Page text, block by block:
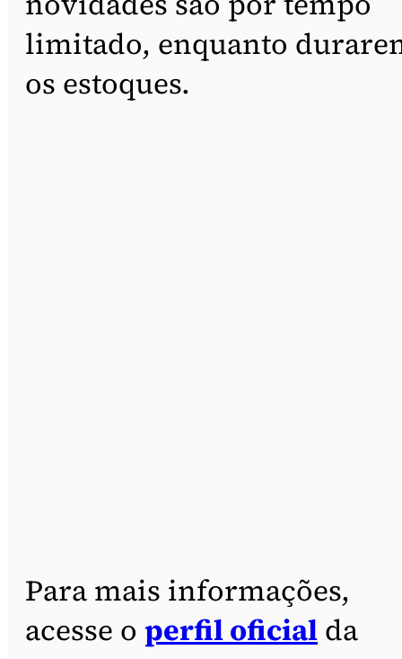
limitado, enquanto
os estoques.
Para mais informações,
acesse o perfil oficial da